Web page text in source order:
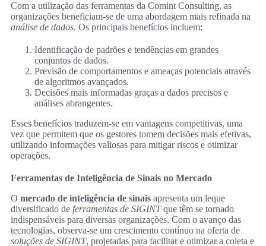
Com a utilização das ferramentas da Comint Consulting, as
organizações beneficiam-se de uma abordagem mais refinada na
análise de dados. Os principais benefícios incluem:
Identificação de padrões e tendências em grandes
conjuntos de dados.
Previsão de comportamentos e ameaças potenciais através
de algoritmos avançados.
Decisões mais informadas graças a dados precisos e
análises abrangentes.
Esses benefícios traduzem-se em vantagens competitivas, uma
vez que permitem que os gestores tomem decisões mais efetivas,
utilizando informações valiosas para mitigar riscos e otimizar
operações.
Ferramentas de Inteligência de Sinais no Mercado
O mercado de inteligência de sinais apresenta um leque
diversificado de ferramentas de SIGINTque têm se tornado
indispensáveis para diversas organizações. Com o avanço das
tecnologias, observa-se um crescimento contínuo na oferta de
soluções de SIGINT, projetadas para facilitar e otimizar a coleta e